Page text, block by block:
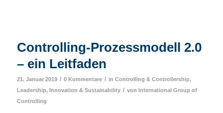
Controlling-Prozessmodell 2.0
– ein Leitfaden
21. Januar 2019 / 0 Kommentare / in Controlling & Controllership,
Leadership, Innovation & Sustainability / von International Group of
Controlling